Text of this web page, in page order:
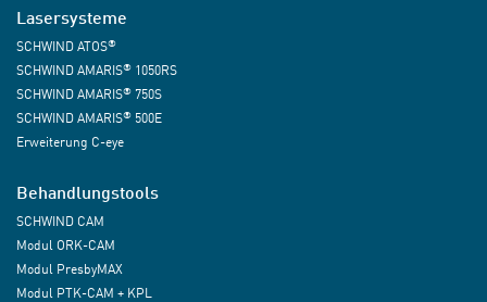
Lasersysteme
SCHWIND ATOS®
SCHWIND AMARIS® 1050RS
SCHWIND AMARIS® 750S
SCHWIND AMARIS® 500E
Erweiterung C-eye
Behandlungstools
SCHWIND CAM
Modul ORK-CAM
Modul PresbyMAX
Modul PTK-CAM + KPL